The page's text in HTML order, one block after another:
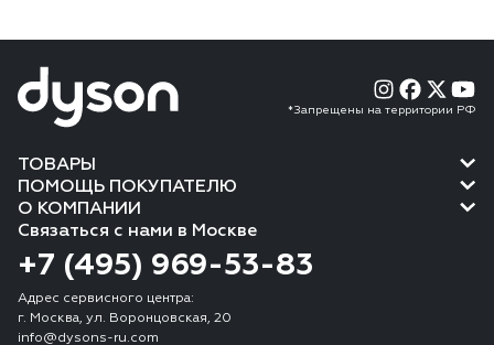
*Запрещены на территории РФ
ТОВАРЫ
ПОМОЩЬ ПОКУПАТЕЛЮ
О КОМПАНИИ
Связаться с нами в Москве
+7 (495) 969-53-83
Адрес сервисного центра:
г. Москва, ул. Воронцовская, 20
info@dysons-ru.com